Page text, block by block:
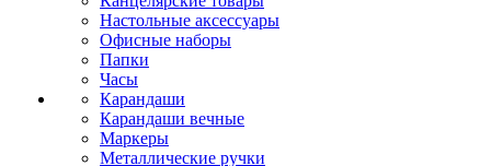
Настольные аксессуары
Офисные наборы
Папки
Часы
Карандаши
Карандаши вечные
Маркеры
Металлические ручки